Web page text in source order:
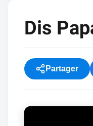
Dis
Partager